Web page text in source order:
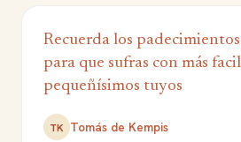
Recuerda los
para que sufras con más
pequeñísimos tuyos
TK Tomás de Kempis